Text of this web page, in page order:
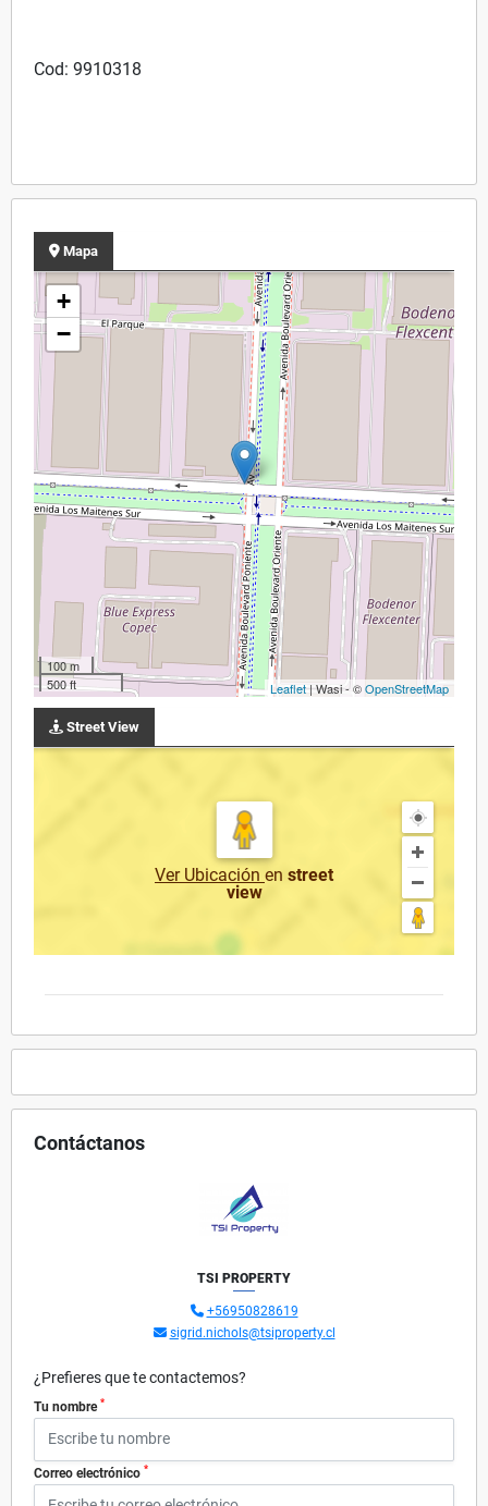
Cod: 9910318
Mapa
+
−
100 m
500 ft
Leaflet| Wasi - ©OpenStreetMap
Street View
Ver Ubicación en street
view
Contáctanos
TSI PROPERTY
+56950828619
sigrid.nichols@tsiproperty.cl
¿Prefieres que te contactemos?
Tu nombre *
Correo electrónico *